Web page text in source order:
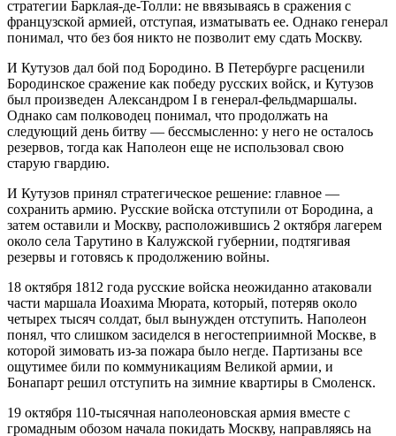
стратегии Барклая-де-Толли: не ввязываясь в сражения с
французской армией, отступая, изматывать ее. Однако генерал
понимал, что без боя никто не позволит ему сдать Москву.
И Кутузов дал бой под Бородино. В Петербурге расценили
Бородинское сражение как победу русских войск, и Кутузов
был произведен Александром I в генерал-фельдмаршалы.
Однако сам полководец понимал, что продолжать на
следующий день битву — бессмысленно: у него не осталось
резервов, тогда как Наполеон еще не использовал свою
старую гвардию.
И Кутузов принял стратегическое решение: главное —
сохранить армию. Русские войска отступили от Бородина, а
затем оставили и Москву, расположившись 2 октября лагерем
около села Тарутино в Калужской губернии, подтягивая
резервы и готовясь к продолжению войны.
18 октября 1812 года русские войска неожиданно атаковали
части маршала Иоахима Мюрата, который, потеряв около
четырех тысяч солдат, был вынужден отступить. Наполеон
понял, что слишком засиделся в негостеприимной Москве, в
которой зимовать из-за пожара было негде. Партизаны все
ощутимее били по коммуникациям Великой армии, и
Бонапарт решил отступить на зимние квартиры в Смоленск.
19 октября 110-тысячная наполеоновская армия вместе с
громадным обозом начала покидать Москву, направляясь на